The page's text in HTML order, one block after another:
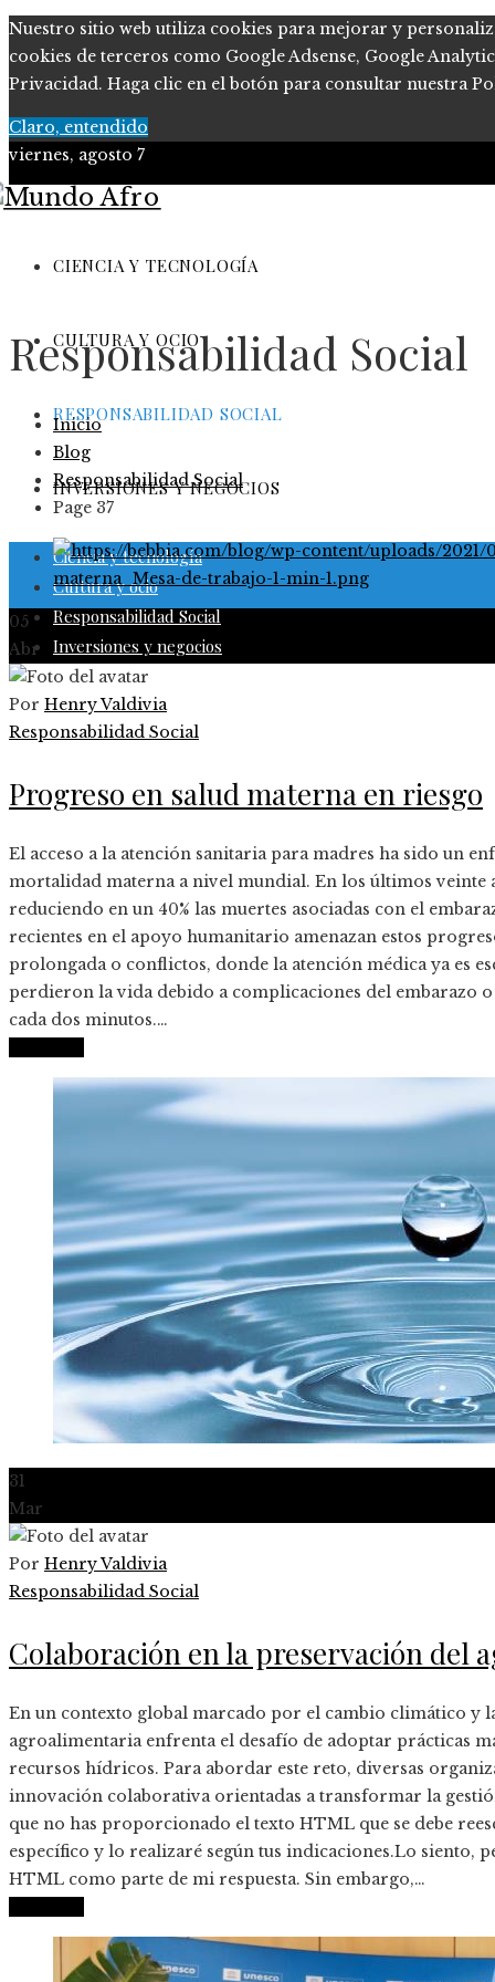
Nuestro sitio web utiliza cookies para mejorar y
cookies de terceros como Google Adsense, Google
Privacidad. Haga clic en el botón para consultar nuestra
Claro, entendido
viernes, agosto 7
Ciencia y tecnología
Inversiones y negocios
CIENCIA Y TECNOLOGÍA
CULTURA Y OCIO
RESPONSABILIDAD SOCIAL
INVERSIONES Y NEGOCIOS
Ciencia y tecnología
Cultura y ocio
Responsabilidad Social
Inversiones y negocios
Responsabilidad Social
Inicio
Blog
Responsabilidad Social
Page 37
05
Abr
Por Henry Valdivia
Responsabilidad Social
Progreso en salud materna en riesgo
El acceso a la atención sanitaria para madres ha sido un
mortalidad materna a nivel mundial. En los últimos veinte
reduciendo en un 40% las muertes asociadas con el
recientes en el apoyo humanitario amenazan estos
prolongada o conflictos, donde la atención médica ya es
perdieron la vida debido a complicaciones del embarazo
cada dos minutos.…
31
Mar
Por Henry Valdivia
Responsabilidad Social
Colaboración en la preservación del
​En un contexto global marcado por el cambio climático y
agroalimentaria enfrenta el desafío de adoptar prácticas
recursos hídricos. Para abordar este reto, diversas
innovación colaborativa orientadas a transformar la
que no has proporcionado el texto HTML que se debe
específico y lo realizaré según tus indicaciones.Lo siento,
HTML como parte de mi respuesta. Sin embargo,…